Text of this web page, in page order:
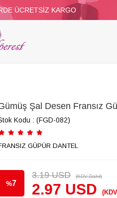
ÜCRETSİZ KARGO
TÜY BONCUKLAR
Şal Desen Fransız
Kodu (FGD-082)
GÜPÜR DANTEL
%7
3.19 USD (KDV Dahil)
2.97 USD